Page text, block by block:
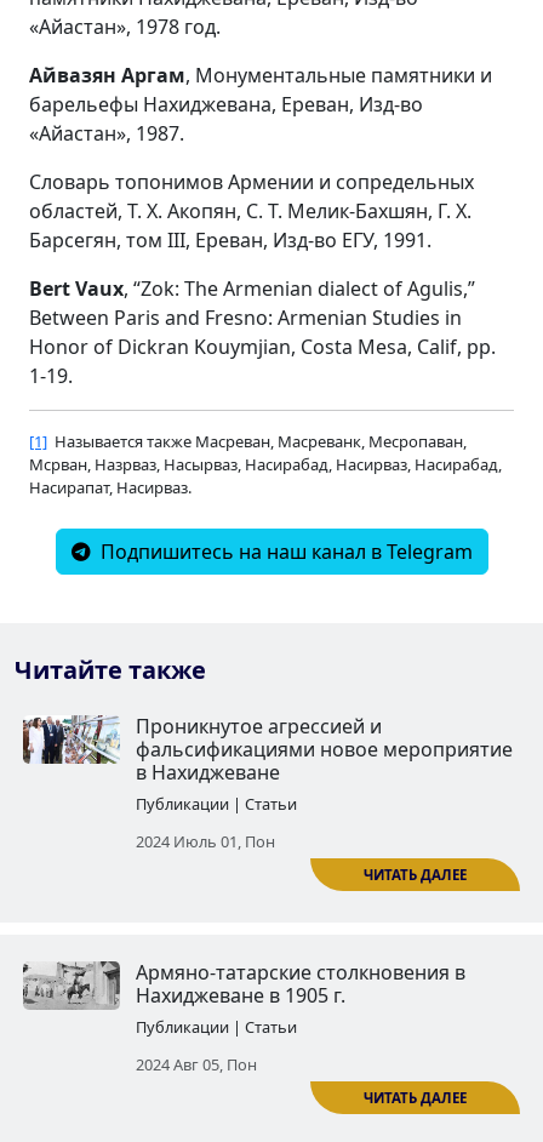
Читайте также
«Айастан», 1978 год.
Айвазян Аргам, Монументальные памятники и
барельефы Нахиджевана, Ереван, Изд-во
«Айастан», 1987.
Словарь топонимов Армении и сопредельных
областей, Т. Х. Акопян, С. Т. Мелик-Бахшян, Г. Х.
Барсегян, том III, Ереван, Изд-во ЕГУ, 1991.
Bert Vaux, “Zok: The Armenian dialect of Agulis,”
Between Paris and Fresno: Armenian Studies in
Honor of Dickran Kouymjian, Costa Mesa, Calif, pp.
1-19.
[1] Называется также Масреван, Масреванк, Месропаван,
Мсрван, Назрваз, Насырваз, Насирабад, Насирваз, Насирабад,
Насирапат, Насирваз.
Подпишитесь на наш канал в Telegram